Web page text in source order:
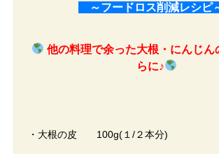
～フードロス削減レシピ
他の料理で余った大根・にんじん
らに♪
・大根の皮 100g(１/２本分)